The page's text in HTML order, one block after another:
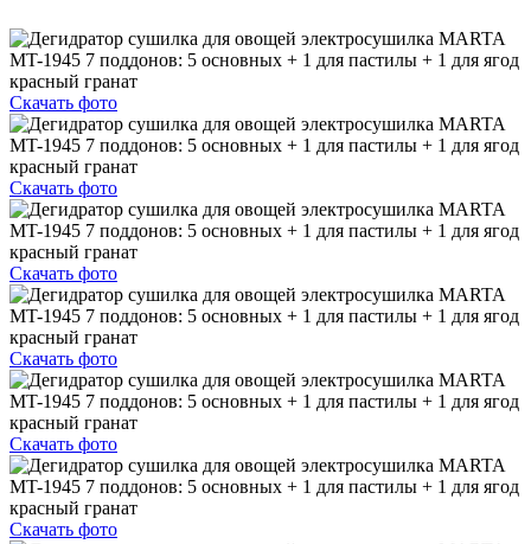
Скачать фото
Скачать фото
Скачать фото
Скачать фото
Скачать фото
Скачать фото